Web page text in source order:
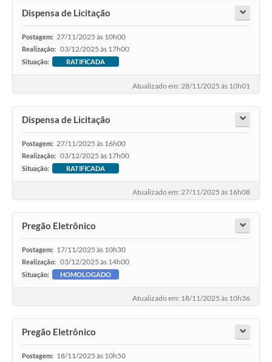
Dispensa de Licitação
Postagem: 27/11/2025 às 10h00
Realização: 03/12/2025 às 17h00
Situação: RATIFICADA
Atualizado em: 28/11/2025 às 10h01
Dispensa de Licitação
Postagem: 27/11/2025 às 16h00
Realização: 03/12/2025 às 17h00
Situação: RATIFICADA
Atualizado em: 27/11/2025 às 16h08
Pregão Eletrônico
Postagem: 17/11/2025 às 10h30
Realização: 03/12/2025 às 14h00
Situação: HOMOLOGADO
Atualizado em: 18/11/2025 às 10h36
Pregão Eletrônico
Postagem: 18/11/2025 às 10h50